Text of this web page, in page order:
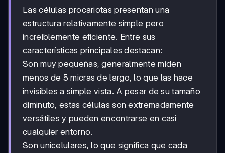
Las células procariotas presentan una
estructura relativamente simple pero
increíblemente eficiente. Entre sus
características principales destacan:
Son muy pequeñas, generalmente miden
menos de 5 micras de largo, lo que las hace
invisibles a simple vista. A pesar de su tamaño
diminuto, estas células son extremadamente
versátiles y pueden encontrarse en casi
cualquier entorno.
Son unicelulares, lo que significa que cada